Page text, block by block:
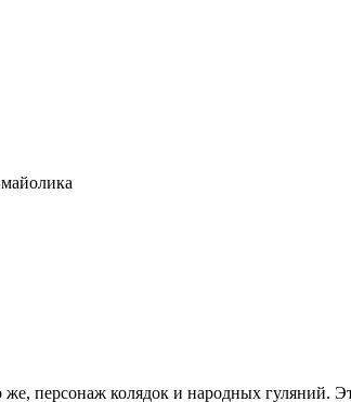
же, персонаж колядок и народных гуляний.